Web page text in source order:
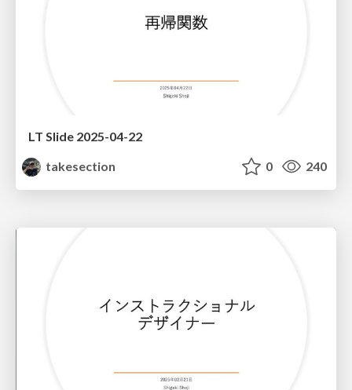
LT Slide 2025-04-22
takesection
0 240